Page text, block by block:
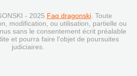
- 2025 Faq dragonski. Toute
modification, ou utilisation, partielle ou
sans le consentement écrit préalable
et pourra faire l'objet de poursuites
judiciaires.